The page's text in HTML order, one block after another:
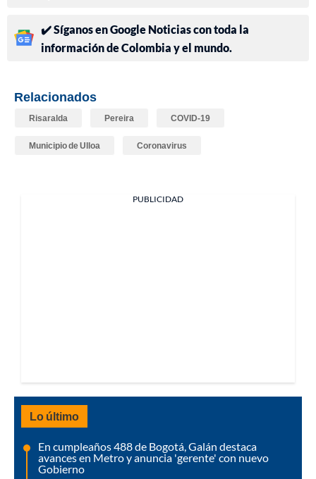
✔️ Síganos en Google Noticias con toda la
información de Colombia y el mundo.
Relacionados
Risaralda Pereira COVID-19
Municipio de Ulloa Coronavirus
PUBLICIDAD
Lo último
En cumpleaños 488 de Bogotá, Galán destaca
avances en Metro y anuncia 'gerente' con nuevo
Gobierno